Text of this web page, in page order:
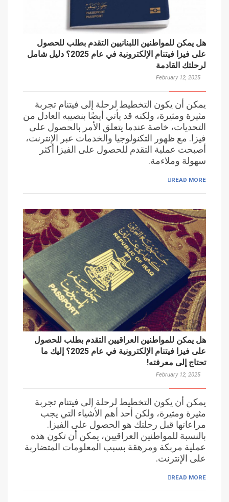
هل يمكن للمواطنين اللبنانيين التقدم بطلب للحصول
على فيزا فيتنام الإلكترونية في عام 2025؟ دليل شامل
لرحلتك القادمة
February 12, 2025
يمكن أن يكون التخطيط لرحلة إلى فيتنام تجربة
مثيرة ومثيرة، ولكنه قد يأتي أيضًا بنصيبه العادل من
التحديات، خاصة عندما يتعلق الأمر بالحصول على
فيزا. مع ظهور التكنولوجيا والخدمات عبر الإنترنت،
أصبحت عملية التقدم للحصول على الفيزا أكثر
سهولة وملاءمة.
READ MORE
هل يمكن للمواطنين العراقيين التقدم بطلب للحصول
على فيزا فيتنام الإلكترونية في عام 2025؟ إليك ما
تحتاج إلى معرفته!
February 12, 2025
يمكن أن يكون التخطيط لرحلة إلى فيتنام تجربة
مثيرة ومثيرة، ولكن أحد أهم الأشياء التي يجب
مراعاتها قبل رحلتك هو الحصول على الفيزا.
بالنسبة للمواطنين العراقيين، يمكن أن تكون هذه
عملية مربكة ومرهقة بسبب المعلومات المتضاربة
على الإنترنت.
READ MORE